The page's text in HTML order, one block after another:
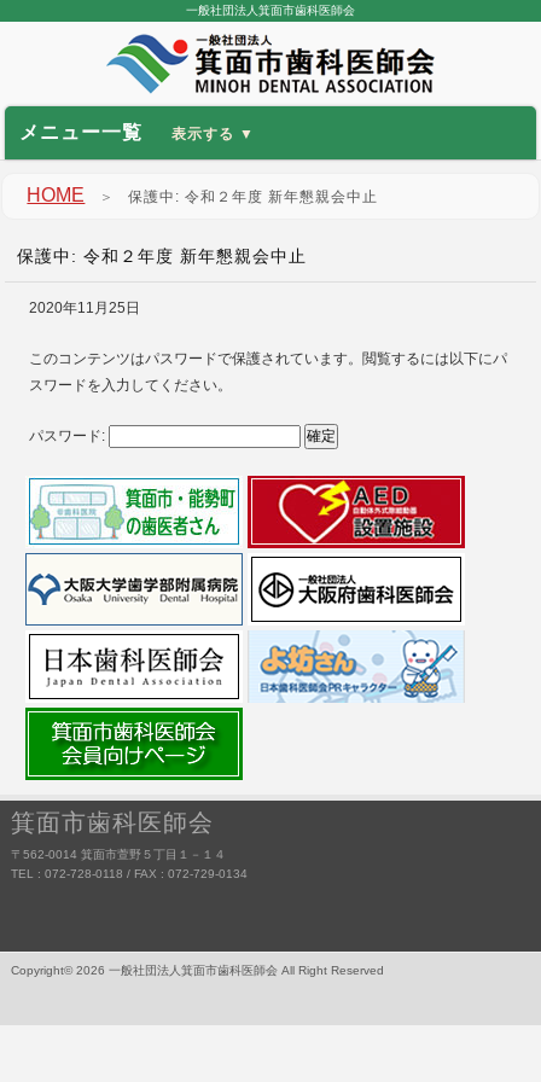
一般社団法人箕面市歯科医師会
メニュー一覧
HOME ＞保護中: 令和２年度 新年懇親会中止
保護中: 令和２年度 新年懇親会中止
2020年11月25日
このコンテンツはパスワードで保護されています。閲覧するには以下にパ
スワードを入力してください。
パスワード:
箕面市歯科医師会
〒562-0014 箕面市萱野５丁目１－１４
TEL : 072-728-0118 / FAX : 072-729-0134
Copyright© 2026 一般社団法人箕面市歯科医師会 All Right Reserved